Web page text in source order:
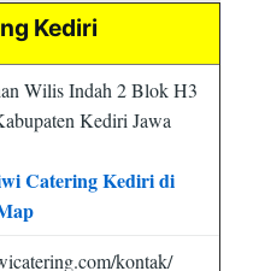
Kediri
Wilis Indah 2 Blok H3
Kediri Jawa
Catering Kediri di
kontak/